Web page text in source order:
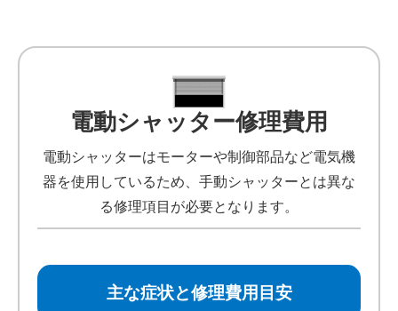
電動シャッター修理費用
電動シャッターはモーターや制御部品など電気機
器を使用しているため、手動シャッターとは異な
る修理項目が必要となります。
主な症状と修理費用目安